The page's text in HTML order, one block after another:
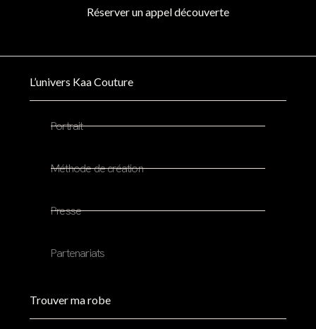
L’univers Kaa Couture
Portrait
Méthode de création
Presse
Partenariats
Trouver ma robe
Réserver un appel découverte